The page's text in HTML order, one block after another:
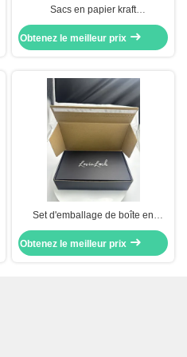
Sacs en papier kraft
biodégradables et emballage
sans plastique
Obtenez le meilleur prix
Set d'emballage de boîte en
papier ondulé personnalisable
comprend un courrier kraft
protecteur et une boîte cadeau
Obtenez le meilleur prix